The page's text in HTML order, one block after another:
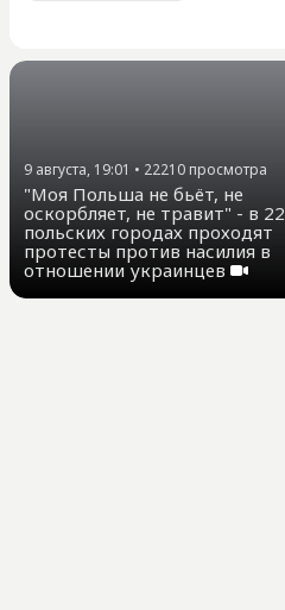
9 августа, 19:01 • 22210 просмотра
"Моя Польша не бьёт, не
оскорбляет, не травит" - в 22
польских городах проходят
протесты против насилия в
отношении украинцев